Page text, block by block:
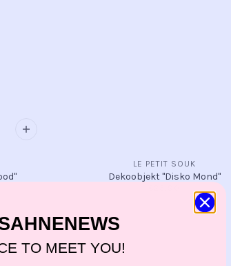
LE PETIT SOUK
Dekoobjekt "Disko Mond"
SALE
TO MEET YOU!